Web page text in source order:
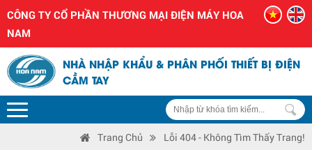
CÔNG TY CỔ PHẦN THƯƠNG MẠI ĐIỆN MÁY HOA
NAM
NHÀ NHẬP KHẨU & PHÂN PHỐI THIẾT BỊ ĐIỆN
CẦM TAY
Trang Chủ Lỗi 404 - Không Tìm Thấy Trang!